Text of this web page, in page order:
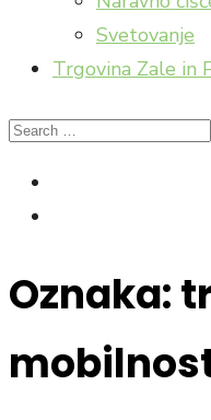
Svetovanje
Trgovina Zale in
Search
Oznaka: